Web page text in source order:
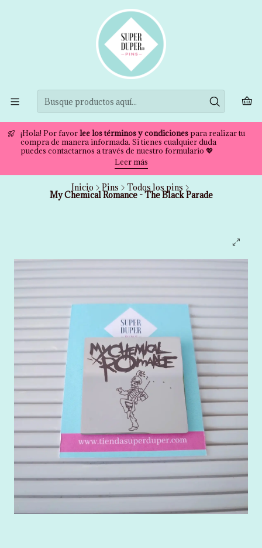
¡Hola! Por favorlee los términos y condicionespara realizar tu
compra de manera informada. Si tienes cualquier duda
puedes contactarnos a través de nuestro formulario 💖
Leer más
Inicio Pins Todos los pins
My Chemical Romance - The Black Parade